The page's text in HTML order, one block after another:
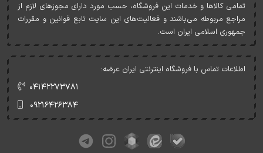
تمامی کالاها و خدمات اين فروشگاه، حسب مورد دارای مجوزهای لازم از
مراجع مربوطه می‌باشند و فعاليت‌های اين سايت تابع قوانين و مقررات
جمهوری اسلامی ايران است.
اطلاعات تماس با فروشگاه اینترنتی ایران عرضه:
۰۴۱۴۲۲۷۳۷۸۱
۰۹۲۱۶۴۲۶۳۸۴